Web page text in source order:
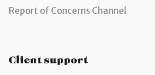
Report of Concerns Channel
Client support